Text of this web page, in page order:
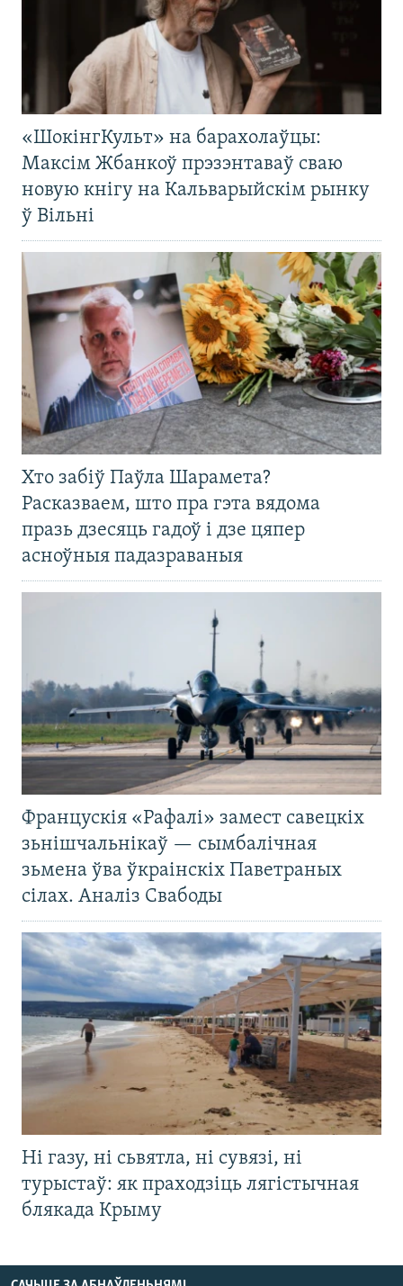
«ШокінгКульт» на барахолаўцы:
Максім Жбанкоў прэзэнтаваў сваю
новую кнігу на Кальварыйскім рынку
ў Вільні
Хто забіў Паўла Шарамета?
Расказваем, што пра гэта вядома
празь дзесяць гадоў і дзе цяпер
асноўныя падазраваныя
Францускія «Рафалі» замест савецкіх
зьнішчальнікаў — сымбалічная
зьмена ўва ўкраінскіх Паветраных
сілах. Аналіз Свабоды
Ні газу, ні сьвятла, ні сувязі, ні
турыстаў: як праходзіць лягістычная
блякада Крыму